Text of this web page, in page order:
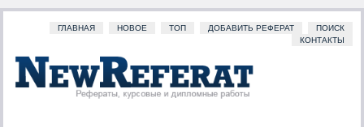
ГЛАВНАЯ НОВОЕ ТОП ДОБАВИТЬ РЕФЕРАТ
ПОИСК
КОНТАКТЫ